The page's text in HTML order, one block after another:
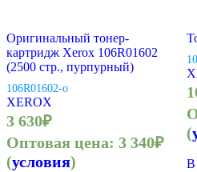
Оригинальный тонер-
картридж Xerox 106R01602
(2500 стр., пурпурный)
106R01602-o
XEROX
3 630₽
Оптовая цена: 3 340₽
(условия)
(
В